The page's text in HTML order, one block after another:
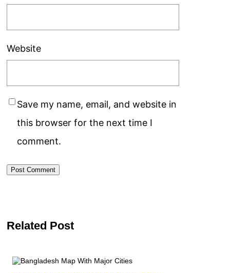
Website
Save my name, email, and website in
this browser for the next time I
comment.
Related Post